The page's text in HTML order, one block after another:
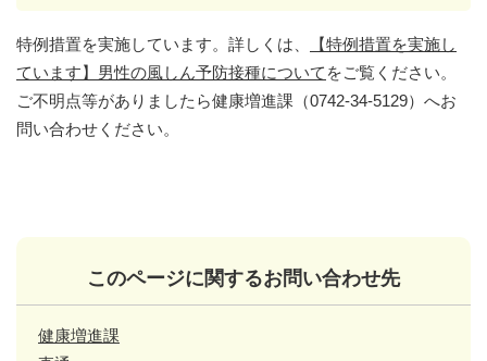
特例措置を実施しています。詳しくは、
【特例措置を実施し
ています】男性の風しん予防接種について をご覧ください。
ご不明点等がありましたら健康増進課（0742-34-5129）へお
問い合わせください。
このページに関するお問い合わせ先
健康増進課